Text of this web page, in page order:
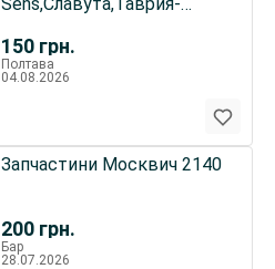
150 грн.
запчасти
Полтава
04.08.2026
200 грн.
Запчастини Москвич 2140
Бар
28.07.2026